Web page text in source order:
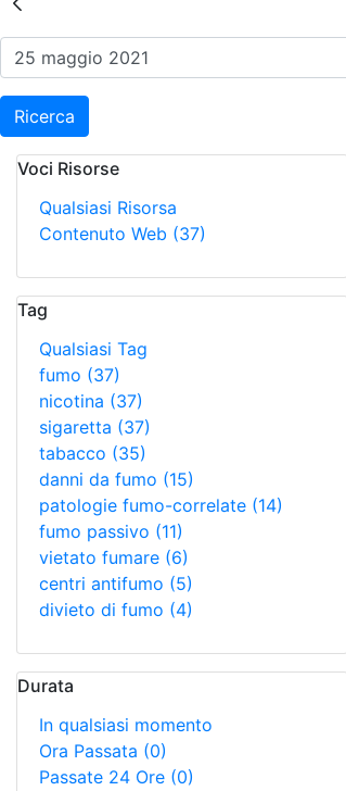
Ricerca
Voci Risorse
Qualsiasi Risorsa
Contenuto Web (37)
Tag
Qualsiasi Tag
fumo (37)
nicotina (37)
sigaretta (37)
tabacco (35)
danni da fumo (15)
patologie fumo-correlate (14)
fumo passivo (11)
vietato fumare (6)
centri antifumo (5)
divieto di fumo (4)
Durata
In qualsiasi momento
Ora Passata (0)
Passate 24 Ore (0)